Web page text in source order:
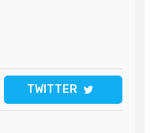
TWITTER
darekscorpio